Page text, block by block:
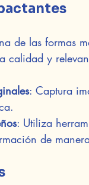
de las formas
calidad y
: Captura
: Utiliza
de